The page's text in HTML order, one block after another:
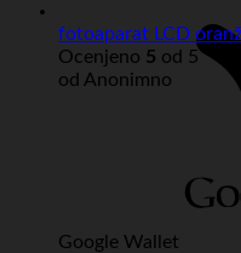
Google Wallet
fotoaparat LCD
Ocenjeno 5 od 5
od Anonimno